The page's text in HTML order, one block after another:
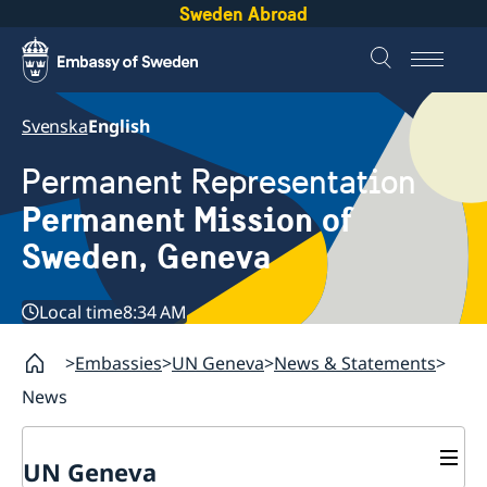
Sweden Abroad
SvenskaEnglish
Permanent Representation
Permanent Mission of
Sweden, Geneva
Local time8:34 AM
Embassies UN Geneva News & Statements
News
UN Geneva